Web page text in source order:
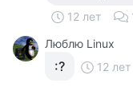
12 лет
Люблю Linux
:? 12 лет